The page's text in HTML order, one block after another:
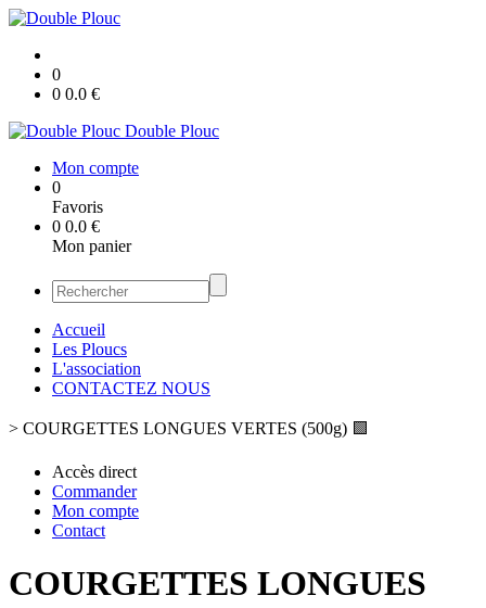
0
0 0.0 €
Double Plouc
Mon compte
0
Favoris
0 0.0 €
Mon panier
Accueil
Les Ploucs
L'association
CONTACTEZ NOUS
> COURGETTES LONGUES VERTES (500g) 🟩
Accès direct
Commander
Mon compte
Contact
COURGETTES LONGUES